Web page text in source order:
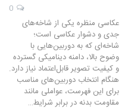
عکاسی منظره یکی از شاخه‌های
جدی و دشوار عکاسی است؛
شاخه‌ای که به دوربین‌هایی با
وضوح بالا، دامنه دینامیکی گسترده
و کیفیت تصویر قابل‌اعتماد نیاز دارد.
هنگام انتخاب دوربین‌های مناسب
برای این فهرست، عواملی مانند
مقاومت بدنه در برابر شرایط…